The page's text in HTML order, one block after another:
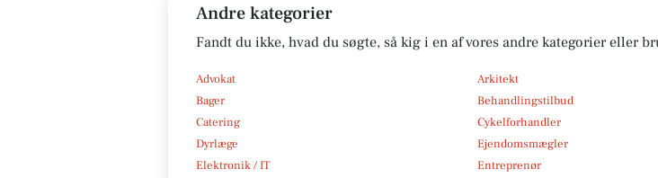
Andre kategorier
Fandt du ikke, hvad du søgte, så kig i en af vores andre kategorier eller
Advokat Arkitekt
Bager
Behandlingstilbud
Catering
Cykelforhandler
Dyrlæge
Ejendomsmægler
Elektronik / IT
Entreprenør